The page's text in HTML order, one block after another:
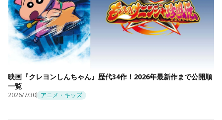
映画『クレヨンしんちゃん』歴代34作！2026年最新作まで公開順
一覧
2026/7/30 アニメ・キッズ